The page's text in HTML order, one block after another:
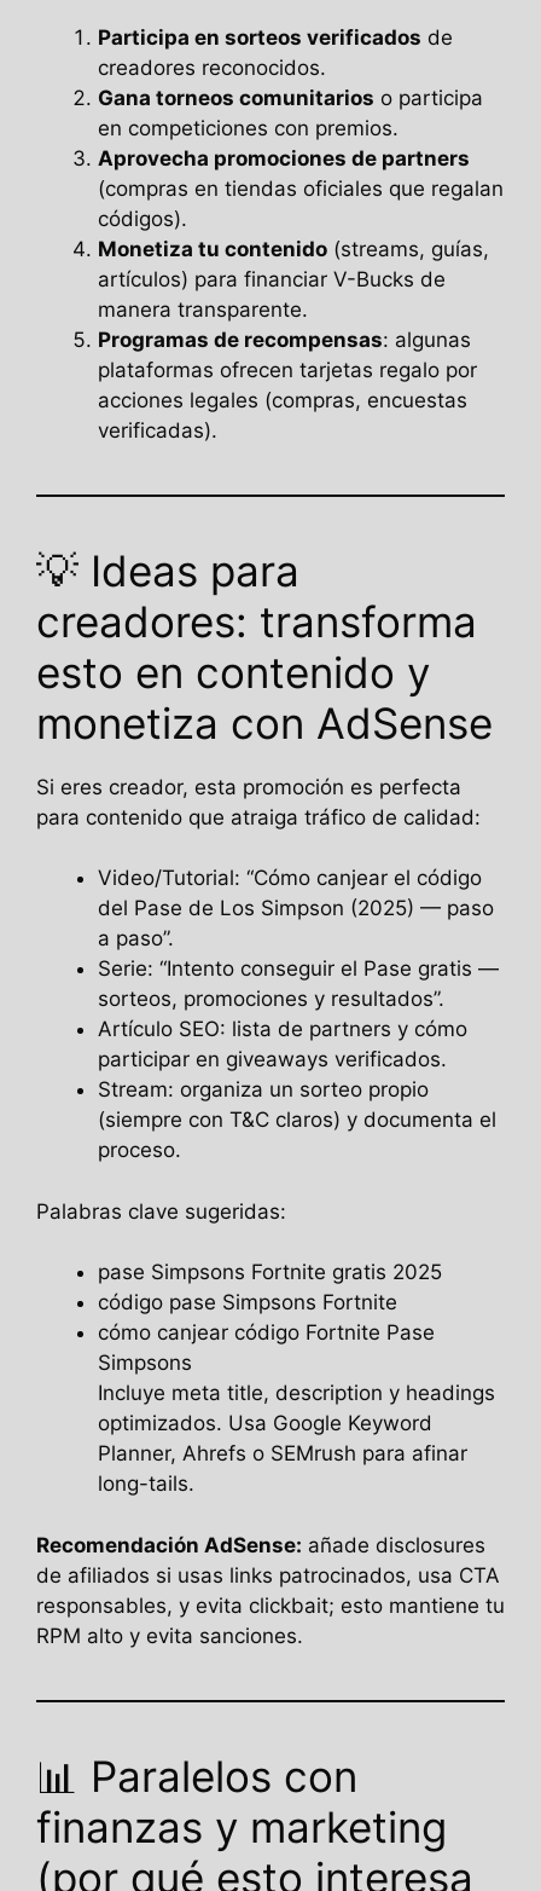
Participa en sorteos verificados de
creadores reconocidos.
Gana torneos comunitarios o participa
en competiciones con premios.
Aprovecha promociones de partners
(compras en tiendas oficiales que regalan
códigos).
Monetiza tu contenido (streams, guías,
artículos) para financiar V-Bucks de
manera transparente.
Programas de recompensas: algunas
plataformas ofrecen tarjetas regalo por
acciones legales (compras, encuestas
verificadas).
💡 Ideas para
creadores: transforma
esto en contenido y
monetiza con AdSense
Si eres creador, esta promoción es perfecta
para contenido que atraiga tráfico de calidad:
Video/Tutorial: “Cómo canjear el código
del Pase de Los Simpson (2025) — paso
a paso”.
Serie: “Intento conseguir el Pase gratis —
sorteos, promociones y resultados”.
Artículo SEO: lista de partners y cómo
participar en giveaways verificados.
Stream: organiza un sorteo propio
(siempre con T&C claros) y documenta el
proceso.
Palabras clave sugeridas:
pase Simpsons Fortnite gratis 2025
código pase Simpsons Fortnite
cómo canjear código Fortnite Pase
Simpsons
Incluye meta title, description y headings
optimizados. Usa Google Keyword
Planner, Ahrefs o SEMrush para afinar
long-tails.
Recomendación AdSense: añade disclosures
de afiliados si usas links patrocinados, usa CTA
responsables, y evita clickbait; esto mantiene tu
RPM alto y evita sanciones.
📊 Paralelos con
finanzas y marketing
(por qué esto interesa